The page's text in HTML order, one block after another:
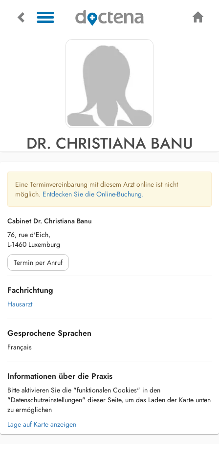
DR. CHRISTIANA BANU
Eine Terminvereinbarung mit diesem Arzt online ist nicht
möglich. Entdecken Sie die Online-Buchung.
Cabinet Dr. Christiana Banu
76, rue d'Eich,
L-1460 Luxemburg
Termin per Anruf
Fachrichtung
Hausarzt
Gesprochene Sprachen
Français
Informationen über die Praxis
Bitte aktivieren Sie die "funktionalen Cookies" in den
"Datenschutzeinstellungen" dieser Seite, um das Laden der Karte unten
zu ermöglichen
Lage auf Karte anzeigen